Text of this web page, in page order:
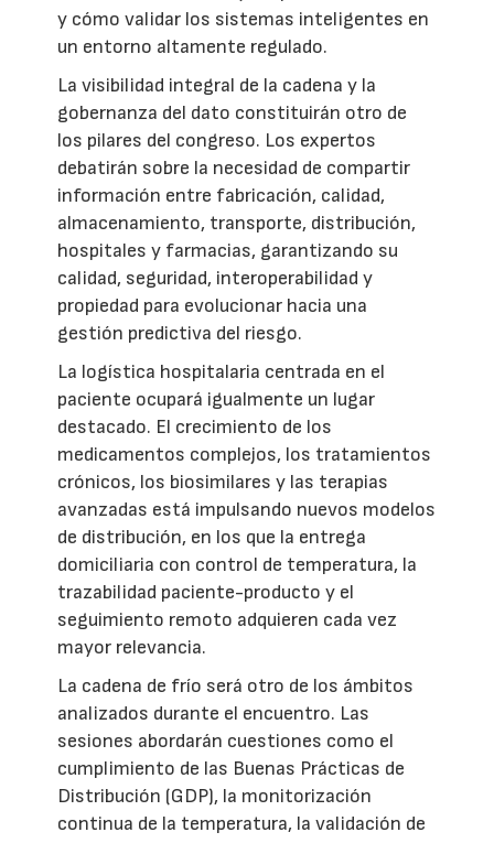
y cómo validar los sistemas inteligentes en
un entorno altamente regulado.
La visibilidad integral de la cadena y la
gobernanza del dato constituirán otro de
los pilares del congreso. Los expertos
debatirán sobre la necesidad de compartir
información entre fabricación, calidad,
almacenamiento, transporte, distribución,
hospitales y farmacias, garantizando su
calidad, seguridad, interoperabilidad y
propiedad para evolucionar hacia una
gestión predictiva del riesgo.
La logística hospitalaria centrada en el
paciente ocupará igualmente un lugar
destacado. El crecimiento de los
medicamentos complejos, los tratamientos
crónicos, los biosimilares y las terapias
avanzadas está impulsando nuevos modelos
de distribución, en los que la entrega
domiciliaria con control de temperatura, la
trazabilidad paciente-producto y el
seguimiento remoto adquieren cada vez
mayor relevancia.
La cadena de frío será otro de los ámbitos
analizados durante el encuentro. Las
sesiones abordarán cuestiones como el
cumplimiento de las Buenas Prácticas de
Distribución (GDP), la monitorización
continua de la temperatura, la validación de